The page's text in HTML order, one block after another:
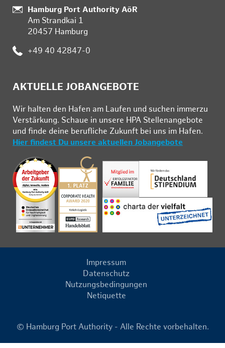
Standort:
Hamburg Port Authority AöR
Am Strandkai 1
20457 Hamburg
Telefon:
+49 40 42847-0
AKTUELLE JOBANGEBOTE
Wir hal­ten den Ha­fen am Lau­fen und su­chen im­mer­zu
Ver­stär­kung. Schau­e in un­se­re HPA Stel­len­an­ge­bo­te
und fin­de deine be­ruf­li­che Zu­kunft bei uns im Ha­fen.
Hier findest Du unsere aktuellen Jobangebote
Impressum
Datenschutz
Nutzungsbedingungen
Netiquette
© Hamburg Port Authority - Alle Rechte vorbehalten.